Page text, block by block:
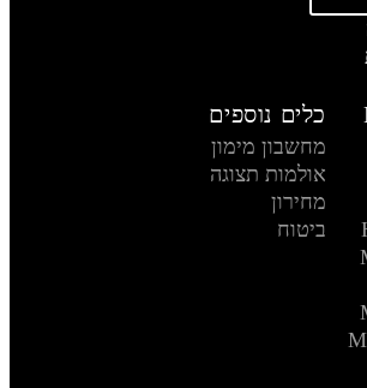
כלים נוספים
מחשבון מימון
אולמות תצוגה
מחירון
ביטוח